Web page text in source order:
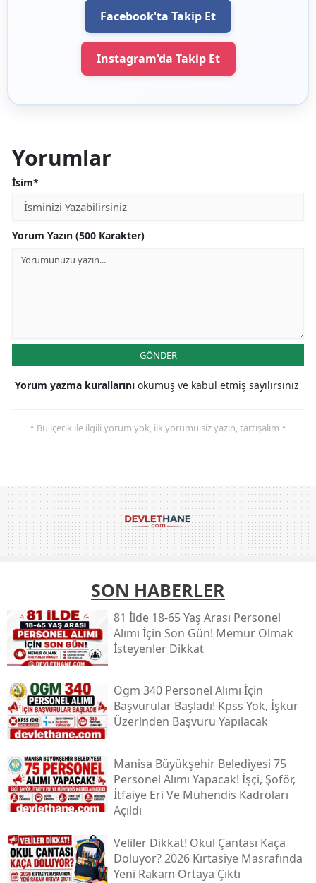
Facebook'ta Takip Et
Instagram'da Takip Et
Yorumlar
İsim*
Yorum Yazın (500 Karakter)
GÖNDER
Yorum yazma kurallarını okumuş ve kabul etmiş sayılırsınız
* Bu içerik ile ilgili yorum yok, ilk yorumu siz yazın, tartışalım *
SON HABERLER
81 İlde 18-65 Yaş Arası Personel
Alımı İçin Son Gün! Memur Olmak
İsteyenler Dikkat
Ogm 340 Personel Alımı İçin
Başvurular Başladı! Kpss Yok, İşkur
Üzerinden Başvuru Yapılacak
Manisa Büyükşehir Belediyesi 75
Personel Alımı Yapacak! İşçi, Şoför,
İtfaiye Eri Ve Mühendis Kadroları
Açıldı
Veliler Dikkat! Okul Çantası Kaça
Doluyor? 2026 Kırtasiye Masrafında
Yeni Rakam Ortaya Çıktı